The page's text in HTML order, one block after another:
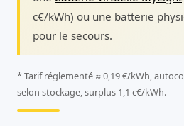
c€/kWh) ou une batterie
pour le secours.
* Tarif réglementé ≈ 0,19 €/kWh,
selon stockage, surplus 1,1 c€/kWh.